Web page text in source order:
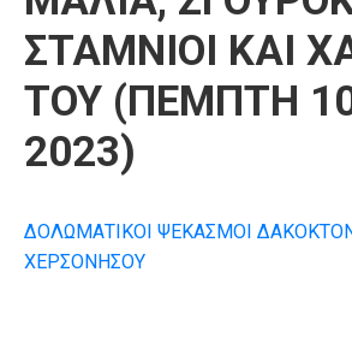
ΣΤΑΜΝΙΟΙ ΚΑΙ
ΤΟΥ (ΠΕΜΠΤΗ
2023)
ΔΟΛΩΜΑΤΙΚΟΙ ΨΕΚΑΣΜΟΙ
ΧΕΡΣΟΝΗΣΟΥ